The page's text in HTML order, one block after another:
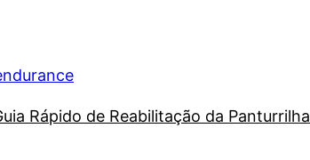
Rápido de Reabilitação da Panturrilha